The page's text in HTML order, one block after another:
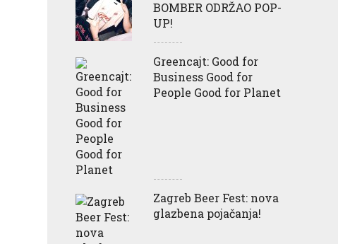
BOMBER ODRŽAO POP-
UP!
Greencajt: Good for
Business Good for
People Good for Planet
Zagreb Beer Fest: nova
glazbena pojačanja!